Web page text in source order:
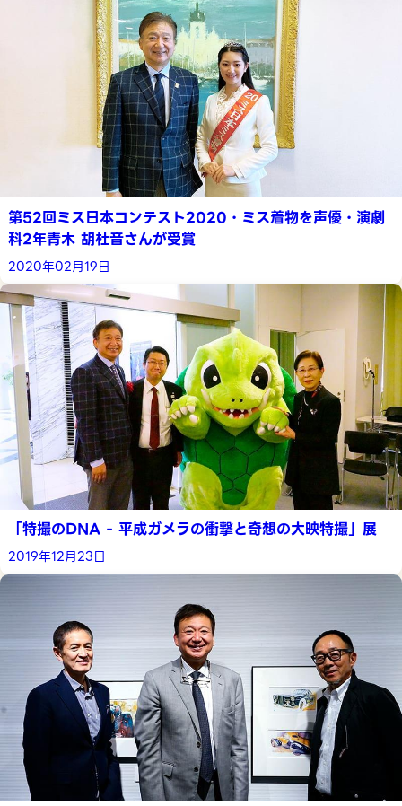
第52回ミス日本コンテスト2020・ミス着物を声優・演劇
科2年青木 胡杜音さんが受賞
2020年02月19日
「特撮のDNA - 平成ガメラの衝撃と奇想の大映特撮」展
2019年12月23日